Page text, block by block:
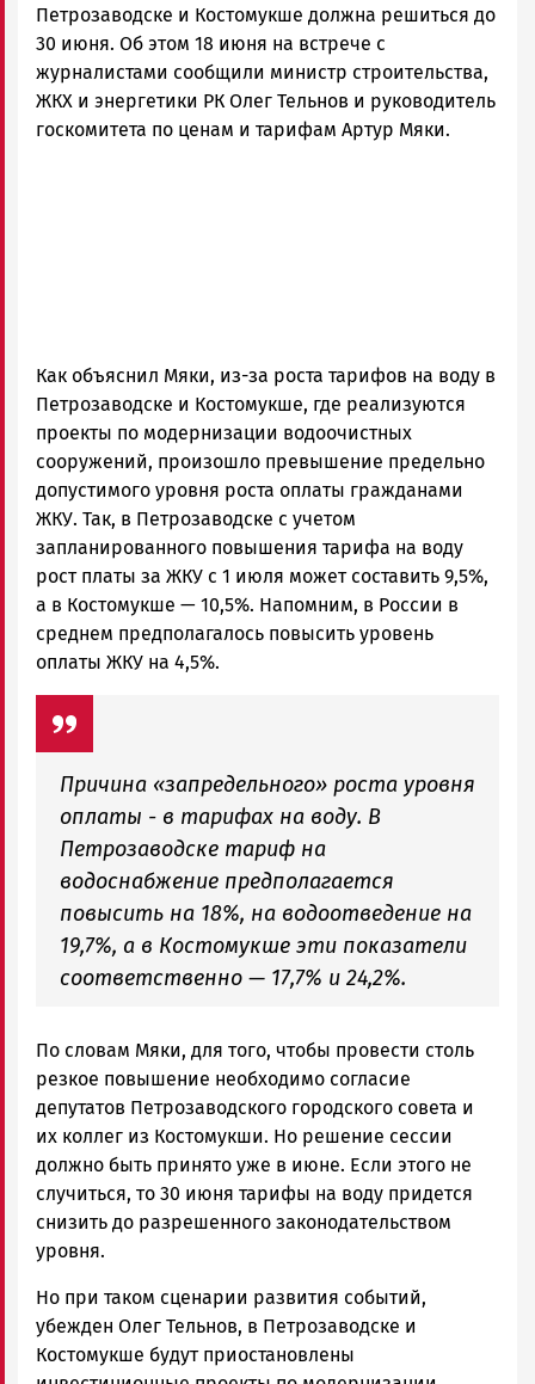
Карелии
|
Петрозаводск
ГОВОРИТ
Петрозаводске и Костомукше должна решиться до
30 июня. Об этом 18 июня на встрече с
журналистами сообщили министр строительства,
ЖКХ и энергетики РК Олег Тельнов и руководитель
госкомитета по ценам и тарифам Артур Мяки.
Как объяснил Мяки, из-за роста тарифов на воду в
Петрозаводске и Костомукше, где реализуются
проекты по модернизации водоочистных
сооружений, произошло превышение предельно
допустимого уровня роста оплаты гражданами
ЖКУ. Так, в Петрозаводске с учетом
запланированного повышения тарифа на воду
рост платы за ЖКУ с 1 июля может составить 9,5%,
а в Костомукше — 10,5%. Напомним, в России в
среднем предполагалось повысить уровень
оплаты ЖКУ на 4,5%.
Причина «запредельного» роста уровня
оплаты - в тарифах на воду. В
Петрозаводске тариф на
водоснабжение предполагается
повысить на 18%, на водоотведение на
19,7%, а в Костомукше эти показатели
соответственно — 17,7% и 24,2%.
По словам Мяки, для того, чтобы провести столь
резкое повышение необходимо согласие
депутатов Петрозаводского городского совета и
их коллег из Костомукши. Но решение сессии
должно быть принято уже в июне. Если этого не
случиться, то 30 июня тарифы на воду придется
снизить до разрешенного законодательством
уровня.
Но при таком сценарии развития событий,
убежден Олег Тельнов, в Петрозаводске и
Костомукше будут приостановлены